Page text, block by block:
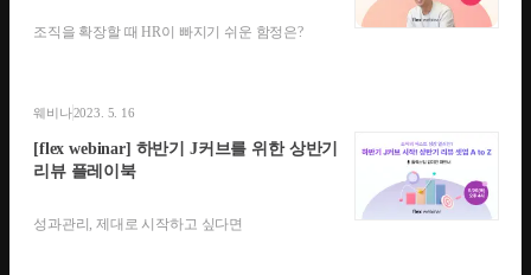
조직을 확장할 때 HR이 빠지기 쉬운 함정은?
웨비나2023. 5. 16
[flex webinar] 하반기 J커브를 위한 상반기
리뷰 플레이북
성과관리, 제대로 시작하고 싶다면